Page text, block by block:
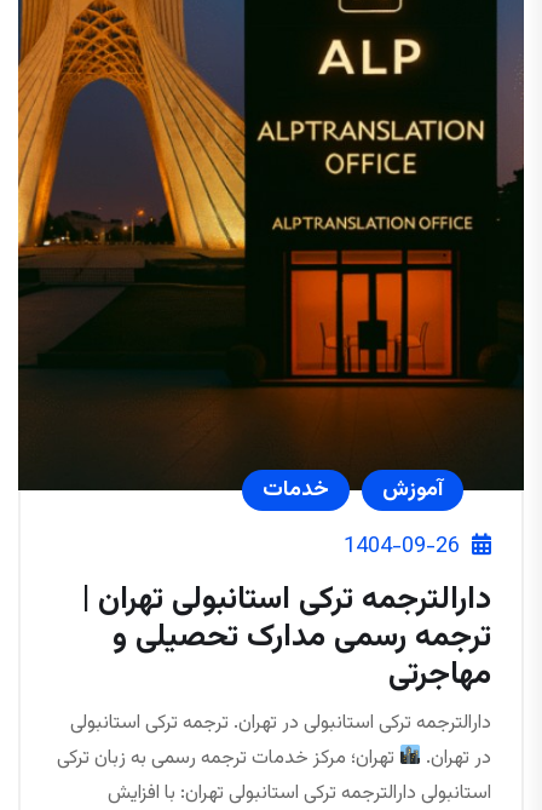
آموزش
خدمات
1404-09-26
دارالترجمه ترکی استانبولی تهران |
ترجمه رسمی مدارک تحصیلی و
مهاجرتی
دارالترجمه ترکی استانبولی در تهران. ترجمه ترکی استانبولی
در تهران.
تهران؛ مرکز خدمات ترجمه رسمی به زبان ترکی
استانبولی دارالترجمه ترکی استانبولی تهران: با افزایش